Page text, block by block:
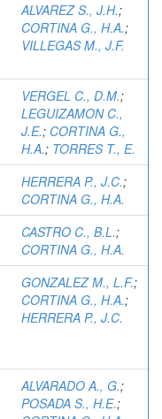
ALVAREZ S., J.H.;
CORTINA G., H.A.;
VILLEGAS M., J.F.
VERGEL C., D.M.;
LEGUIZAMON C.,
J.E.; CORTINA G.,
H.A.; TORRES T., E.
HERRERA P., J.C.;
CORTINA G., H.A.
CASTRO C., B.L.;
CORTINA G., H.A.
GONZALEZ M., L.F.;
CORTINA G., H.A.;
HERRERA P., J.C.
ALVARADO A., G.;
POSADA S., H.E.;